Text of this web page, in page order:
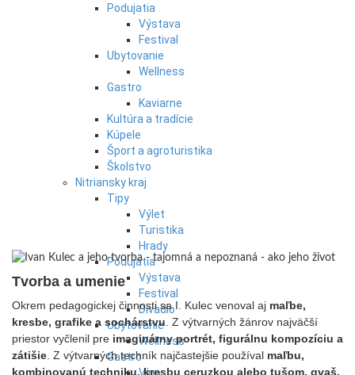
Podujatia
Výstava
Festival
Ubytovanie
Wellness
Gastro
Kaviarne
Kultúra a tradície
Kúpele
Šport a agroturistika
Školstvo
Nitriansky kraj
Tipy
Výlet
Turistika
Hrady
Podujatia
Výstava
Festival
Divadlo
Ubytovanie
Wellness
Gastro
Tvorba a umenie
Okrem pedagogickej činnosti sa I. Kulec venoval aj maľbe,
kresbe, grafike a sochárstvu. Z výtvarných žánrov najväčší
priestor vyčlenil pre imaginárny portrét, figurálnu kompozíciu a
zátišie. Z výtvarných techník najčastejšie používal maľbu,
kombinovanú techniku, kresbu ceruzkou alebo tušom, gvaš,